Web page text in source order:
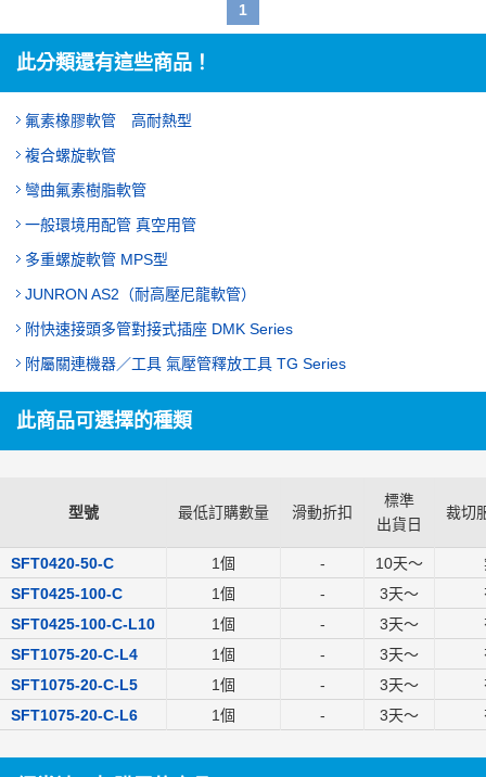
1
此分類還有這些商品！
氟素橡膠軟管 高耐熱型
複合螺旋軟管
彎曲氟素樹脂軟管
一般環境用配管 真空用管
多重螺旋軟管 MPS型
JUNRON AS2（耐高壓尼龍軟管）
附快速接頭多管對接式插座 DMK Series
附屬關連機器／工具 氣壓管釋放工具 TG Series
此商品可選擇的種類
型號 最低訂購數量 滑動折扣
標準
出貨日
裁切
SFT0420-50-C 1個 - 10天～
SFT0425-100-C
1個 - 3天～
SFT0425-100-C-L10
1個 - 3天～
SFT1075-20-C-L4
1個 - 3天～
SFT1075-20-C-L5
1個 - 3天～
SFT1075-20-C-L6
1個 - 3天～